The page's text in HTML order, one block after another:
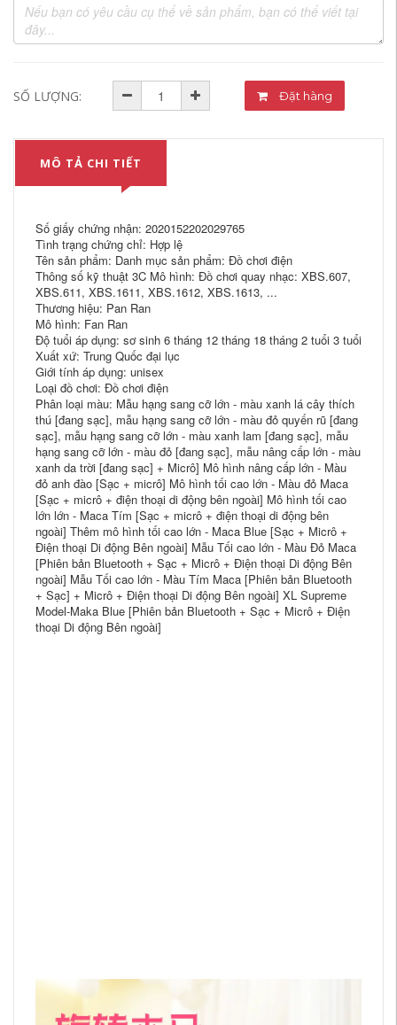
SỐ LƯỢNG: Đặt hàng
MÔ TẢ CHI TIẾT
Số giấy chứng nhận: 2020152202029765
Tình trạng chứng chỉ: Hợp lệ
Tên sản phẩm: Danh mục sản phẩm: Đồ chơi điện
Thông số kỹ thuật 3C Mô hình: Đồ chơi quay nhạc: XBS.607,
XBS.611, XBS.1611, XBS.1612, XBS.1613, ...
Thương hiệu: Pan Ran
Mô hình: Fan Ran
Độ tuổi áp dụng: sơ sinh 6 tháng 12 tháng 18 tháng 2 tuổi 3 tuổi
Xuất xứ: Trung Quốc đại lục
Giới tính áp dụng: unisex
Loại đồ chơi: Đồ chơi điện
Phân loại màu: Mẫu hạng sang cỡ lớn - màu xanh lá cây thích
thú [đang sạc], mẫu hạng sang cỡ lớn - màu đỏ quyến rũ [đang
sạc], mẫu hạng sang cỡ lớn - màu xanh lam [đang sạc], mẫu
hạng sang cỡ lớn - màu đỏ [đang sạc], mẫu nâng cấp lớn - màu
xanh da trời [đang sạc] + Micrô] Mô hình nâng cấp lớn - Màu
đỏ anh đào [Sạc + micrô] Mô hình tối cao lớn - Màu đỏ Maca
[Sạc + micrô + điện thoại di động bên ngoài] Mô hình tối cao
lớn lớn - Maca Tím [Sạc + micrô + điện thoại di động bên
ngoài] Thêm mô hình tối cao lớn - Maca Blue [Sạc + Micrô +
Điện thoại Di động Bên ngoài] Mẫu Tối cao lớn - Màu Đỏ Maca
[Phiên bản Bluetooth + Sạc + Micrô + Điện thoại Di động Bên
ngoài] Mẫu Tối cao lớn - Màu Tím Maca [Phiên bản Bluetooth
+ Sạc] + Micrô + Điện thoại Di động Bên ngoài] XL Supreme
Model-Maka Blue [Phiên bản Bluetooth + Sạc + Micrô + Điện
thoại Di động Bên ngoài]